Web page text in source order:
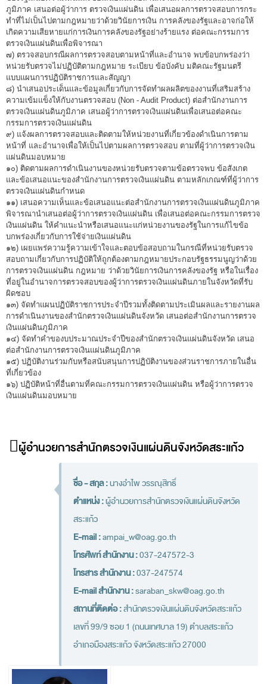
ภาพรวม
ส่วนกลาง
ส่วนภูมิภาค
คณะกรรมการตรวจสอบ
โครงสร้างคณะกรรมการตรวจสอบ
เอกสารที่เกี่ยวข้อง
คณะกรรมการมาตรฐานจริยธรรมของเจ้าหน้าที่และ
บุคลากรอื่น
โครงสร้างคณะกรรมการ
เอกสารที่เกี่ยวข้อง
ตราสัญลักษณ์ สตง.
ผลการตรวจสอบ
ผลการตรวจสอบที่สำคัญ
สถิติการตรวจสอบรายงานการเงิน
ข้อมูลสาธารณะ
ศูนย์ข้อมูลข่าวสารของราชการ
การป้องกันการทุจริต
การส่งเสริมความโปร่งใส
การเปิดโอกาสให้เกิดการมีส่วนร่วม
รายงานผลการปฏิบัติงานประจำปี
รายงานผลการดำเนินงานของ สตง.
แผน/ผลการปฏิบัติงานและการใช้จ่าย
แผนพัฒนาทรัพยากรบุคคล
รายงานการรับทรัพย์สินหรือประโยชน์อื่นใดโดย
รายงานของผู้สอบบัญชีและรายงานการเงินของ สตง.
รายงานผลตามนโยบาย No Gift Policy
กฎหมายที่เกี่ยวข้อง
แนวทางการปฏิบัติงานตรวจสอบ
บทความ/เอกสารเผยแพร่
ภูมิภาค เสนอต่อผู้ว่าการ ตรวจเงินแผ่นดิน เพื่อเสนอผลการตรวจสอบการกระ
ทำที่ไม่เป็นไปตามกฎหมายว่าด้วยวินัยการเงิน การคลังของรัฐและอาจก่อให้
เกิดความเสียหายแก่การเงินการคลังของรัฐอย่างร้ายแรง ต่อคณะกรรมการ
ตรวจเงินแผ่นดินเพื่อพิจารณา
๗) ตรวจสอบกรณีผลการตรวจสอบตามหน้าที่และอำนาจ พบข้อบกพร่องว่า
หน่วยรับตรวจไม่ปฏิบัติตามกฎหมาย ระเบียบ ข้อบังคับ มติคณะรัฐมนตรี
แบบแผนการปฏิบัติราชการและสัญญา
๘) นำเสนอประเด็นและข้อมูลเกี่ยวกับการจัดทำผลผลิตของงานที่เสริมสร้าง
ความเข้มแข็งให้กับงานตรวจสอบ (Non - Audit Product) ต่อสำนักงานการ
ตรวจเงินแผ่นดินภูมิภาค เสนอผู้ว่าการตรวจเงินแผ่นดินเพื่อเสนอต่อคณะ
กรรมการตรวจเงินแผ่นดิน
๙) แจ้งผลการตรวจสอบและติดตามให้หน่วยงานที่เกี่ยวข้องดำเนินการตาม
หน้าที่ และอำนาจเพื่อให้เป็นไปตามผลการตรวจสอบ ตามที่ผู้ว่าการตรวจเงิน
แผ่นดินมอบหมาย
๑๐) ติดตามผลการดำเนินงานของหน่วยรับตรวจตามข้อตรวจพบ ข้อสังเกต
และข้อเสนอแนะของสำนักงานการตรวจเงินแผ่นดิน ตามหลักเกณฑ์ที่ผู้ว่าการ
ตรวจเงินแผ่นดินกำหนด
๑๑) เสนอความเห็นและข้อเสนอแนะต่อสำนักงานการตรวจเงินแผ่นดินภูมิภาค
พิจารณานำเสนอต่อผู้ว่าการตรวจเงินแผ่นดิน เพื่อเสนอต่อคณะกรรมการตรวจ
เงินแผ่นดิน ให้คำแนะนำหรือเสนอแนะแก่หน่วยงานของรัฐในการแก้ไขข้อ
บกพร่องเกี่ยวกับการใช้จ่ายเงินแผ่นดิน
๑๒) เผยแพร่ความรู้ความเข้าใจและตอบข้อสอบถามในกรณีที่หน่วยรับตรวจ
สอบถามเกี่ยวกับการปฏิบัติให้ถูกต้องตามกฎหมายประกอบรัฐธรรมนูญว่าด้วย
การตรวจเงินแผ่นดิน กฎหมาย ว่าด้วยวินัยการเงินการคลังของรัฐ หรือในเรื่อง
ที่อยู่ในอำนาจการตรวจสอบของผู้ว่าการตรวจเงินแผ่นดินภายในจังหวัดที่รับ
ผิดชอบ
๑๓) จัดทำแผนปฏิบัติราชการประจำปีรวมทั้งติดตามประเมินผลและรายงานผล
การดำเนินงานของสำนักตรวจเงินแผ่นดินจังหวัด เสนอต่อสำนักงานการตรวจ
เงินแผ่นดินภูมิภาค
๑๔) จัดทำคำของบประมาณประจำปีของสำนักตรวจเงินแผ่นดินจังหวัด เสนอ
ต่อสำนักงานการตรวจเงินแผ่นดินภูมิภาค
๑๕) ปฏิบัติงานร่วมกับหรือสนับสนุนการปฏิบัติงานของส่วนราชการภายในอื่น
ที่เกี่ยวข้อง
๑๖) ปฏิบัติหน้าที่อื่นตามที่คณะกรรมการตรวจเงินแผ่นดิน หรือผู้ว่าการตรวจ
เงินแผ่นดินมอบหมาย
ผู้อำนวยการสำนักตรวจเงินแผ่นดินจังหวัดสระแก้ว
ชื่อ - สกุล :นางอำไพ วรรณุสิทธิ์
ตำแหน่ง :ผู้อำนวยการสำนักตรวจเงินแผ่นดินจังหวัด
สระแก้ว
E-mail :ampai_w@oag.go.th
โทรศัพท์ สำนักงาน :037-247572-3
โทรสาร สำนักงาน :037-247574
E-mail สำนักงาน :saraban_skw@oag.go.th
สถานที่ติดต่อ :สำนักตรวจเงินแผ่นดินจังหวัดสระแก้ว
เลขที่ 99/9 ซอย 1 (ถนนเทศบาล 19) ตำบลสระแก้ว
อำเภอมืองสระแก้ว จังหวัดสระแก้ว 27000